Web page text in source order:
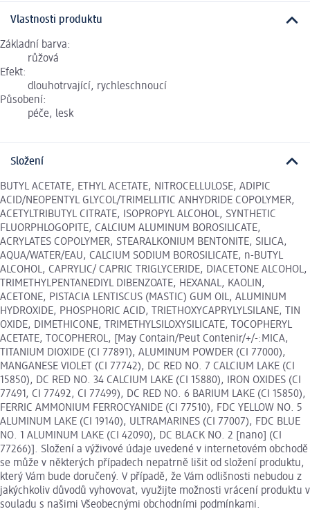
Vlastnosti produktu
Základní barva:
růžová
Efekt:
dlouhotrvající, rychleschnoucí
Působení:
péče, lesk
Složení
BUTYL ACETATE, ETHYL ACETATE, NITROCELLULOSE, ADIPIC
ACID/NEOPENTYL GLYCOL/TRIMELLITIC ANHYDRIDE COPOLYMER,
ACETYLTRIBUTYL CITRATE, ISOPROPYL ALCOHOL, SYNTHETIC
FLUORPHLOGOPITE, CALCIUM ALUMINUM BOROSILICATE,
ACRYLATES COPOLYMER, STEARALKONIUM BENTONITE, SILICA,
AQUA/WATER/EAU, CALCIUM SODIUM BOROSILICATE, n-BUTYL
ALCOHOL, CAPRYLIC/ CAPRIC TRIGLYCERIDE, DIACETONE ALCOHOL,
TRIMETHYLPENTANEDIYL DIBENZOATE, HEXANAL, KAOLIN,
ACETONE, PISTACIA LENTISCUS (MASTIC) GUM OIL, ALUMINUM
HYDROXIDE, PHOSPHORIC ACID, TRIETHOXYCAPRYLYLSILANE, TIN
OXIDE, DIMETHICONE, TRIMETHYLSILOXYSILICATE, TOCOPHERYL
ACETATE, TOCOPHEROL, [May Contain/Peut Contenir/+/-:MICA,
TITANIUM DIOXIDE (CI 77891), ALUMINUM POWDER (CI 77000),
MANGANESE VIOLET (CI 77742), DC RED NO. 7 CALCIUM LAKE (CI
15850), DC RED NO. 34 CALCIUM LAKE (CI 15880), IRON OXIDES (CI
77491, CI 77492, CI 77499), DC RED NO. 6 BARIUM LAKE (CI 15850),
FERRIC AMMONIUM FERROCYANIDE (CI 77510), FDC YELLOW NO. 5
ALUMINUM LAKE (CI 19140), ULTRAMARINES (CI 77007), FDC BLUE
NO. 1 ALUMINUM LAKE (CI 42090), DC BLACK NO. 2 [nano] (CI
77266)]. Složení a výživové údaje uvedené v internetovém obchodě
se může v některých případech nepatrně lišit od složení produktu,
který Vám bude doručený. V případě, že Vám odlišnosti nebudou z
jakýchkoliv důvodů vyhovovat, využijte možnosti vrácení produktu v
souladu s našimi Všeobecnými obchodními podmínkami.